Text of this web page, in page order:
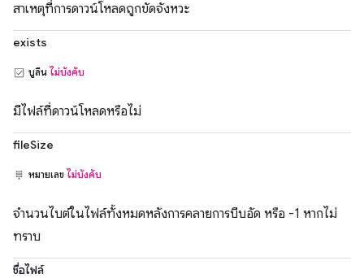
สาเหตุที่การดาวน์โหลดถูกขัดจังหวะ
exists
บูลีน ไม่บังคับ
มีไฟล์ที่ดาวน์โหลดหรือไม่
fileSize
หมายเลข ไม่บังคับ
จำนวนไบต์ในไฟล์ทั้งหมดหลังการคลายการบีบอัด หรือ -1 หากไม่
ทราบ
ชื่อไฟล์